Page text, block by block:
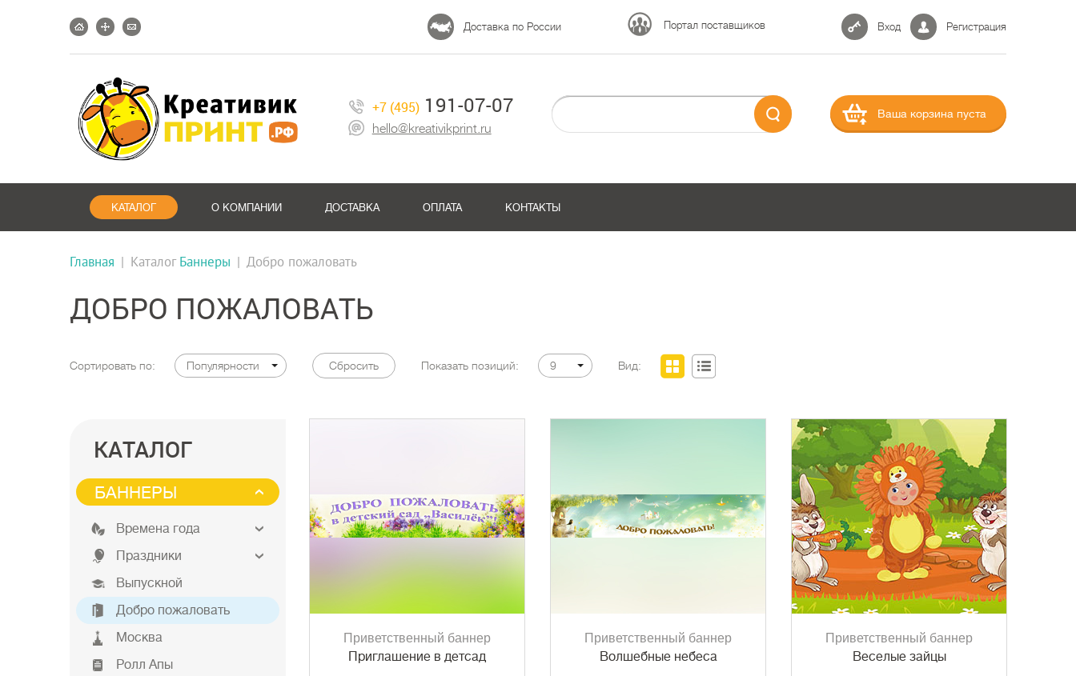
Доставка по России Портал поставщиков Вход Регистрация
+7 (495)191-07-07
hello@kreativikprint.ru
Ваша корзина пуста
КАТАЛОГ О КОМПАНИИ ДОСТАВКА ОПЛАТА КОНТАКТЫ
Главная | КаталогБаннеры | Добро пожаловать
ДОБРО ПОЖАЛОВАТЬ
Сортировать по: Популярности Сбросить Показать позиций: 9 Вид:
КАТАЛОГ
БАННЕРЫ
Времена года
Праздники
Выпускной
Добро пожаловать
Москва
Ролл Апы
Приветственный баннер
Приглашение в детсад
Приветственный баннер
Волшебные небеса
Приветственный баннер
Веселые зайцы